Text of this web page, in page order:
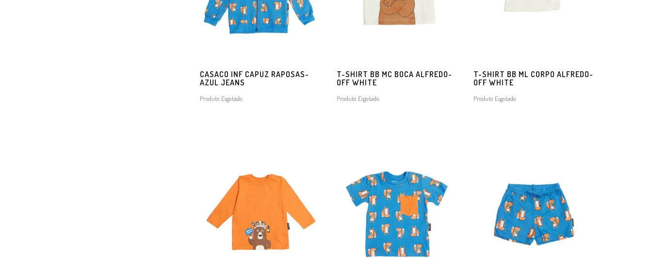
CASACO INF CAPUZ RAPOSAS-
AZUL JEANS
Produto Esgotado
T-SHIRT BB MC BOCA ALFREDO-
OFF WHITE
Produto Esgotado
T-SHIRT BB ML CORPO ALFREDO-
OFF WHITE
Produto Esgotado